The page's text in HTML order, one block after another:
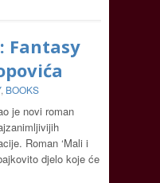
Fantasy
, BOOKS
je novi roman
Roman ‘Mali i
djelo koje će